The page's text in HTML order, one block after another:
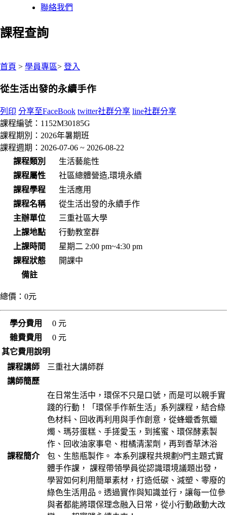
聯絡我們
課程查詢
首頁 > 學員專區> 登入
從生活出發的永續手作
列印 分享至FaceBook twitter社群分享 line社群分享
課程編號： 1152M30185G
課程期別： 2026年暑期班
課程週期： 2026-07-06 ~ 2026-08-22
課程類別
生活藝能性
課程屬性
社區總體營造,環境永續
課程學程
生活應用
課程名稱
從生活出發的永續手作
主辦單位
三重社區大學
上課地點
行動教室群
上課時間
星期二 2:00 pm~4:30 pm
課程狀態
開課中
備註
總價： 0元
學分費用
0 元
雜費費用
0 元
其它費用說明
課程講師
三重社大講師群
講師簡歷
課程簡介
在日常生活中，環保不只是口號，而是可以親手實
踐的行動！「環保手作新生活」系列課程，結合綠
色材料、回收再利用與手作創意，從蜂蠟香氛蠟
燭、瑪芬蛋糕、手搓愛玉，到搖蜜、環保酵素製
作、回收油家事皂、柑橘清潔劑，再到香草沐浴
包、生態瓶製作。 本系列課程共規劃9門主題式實
體手作課， 課程帶領學員從認識環境議題出發，
學習如何利用簡單素材，打造低碳、減塑、零廢的
綠色生活用品。透過實作與知識並行，讓每一位參
與者都能將環保理念融入日常，從小行動啟動大改